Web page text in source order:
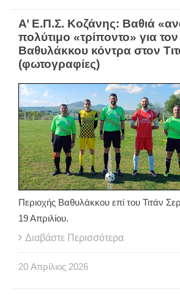
Α’ Ε.Π.Σ. Κοζάνης: Βαθιά
πολύτιμο «τρίποντο» για τον
Βαθυλάκκου κόντρα στον
(φωτογραφίες)
Περιοχής Βαθυλάκκου επί του Τιτάν
19 Απριλίου.
Διαβάστε Περισσότερα
20 Απρίλιος 2026